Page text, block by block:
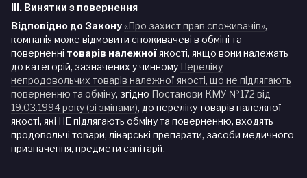
III. Винятки з повернення
Відповідно до Закону«Про захист прав споживачів»,
компанія може відмовити споживачеві в обміні та
поверненні товарів належноїякості, якщо вони належать
до категорій, зазначених у чинному Переліку
непродовольчих товарів належної якості, що не підлягають
поверненню та обміну, згідно Постанови КМУ №172 від
19.03.1994 року (зі змінами), до переліку товарів належної
якості, які НЕ підлягають обміну та поверненню, входять
продовольчі товари, лікарські препарати, засоби медичного
призначення, предмети санітарії.